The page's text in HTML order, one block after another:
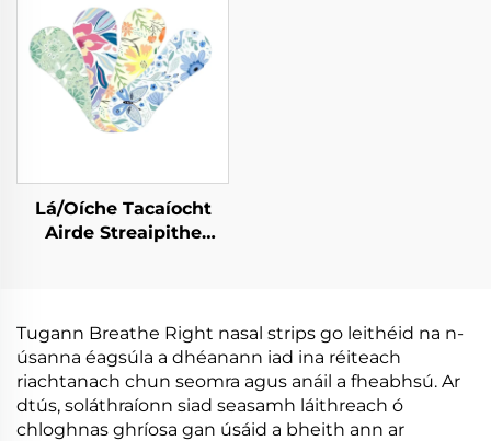
haghaidh Tacaíocht
Sláinte
Lá/Oíche Tacaíocht
Airde Streaipithe
Fosgladhacha Airde
don Codladh & Spórt
Idirbhriatharach agus
Cosaint Chnuasach
Tugann Breathe Right nasal strips go leithéid na n-
úsanna éagsúla a dhéanann iad ina réiteach
riachtanach chun seomra agus anáil a fheabhsú. Ar
dtús, soláthraíonn siad seasamh láithreach ó
chloghnas ghríosa gan úsáid a bheith ann ar